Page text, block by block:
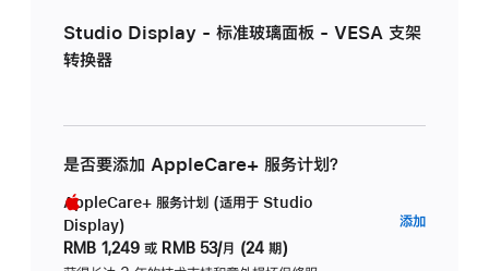
Studio Display - 标准玻璃面板 - VESA 支架
转换器
是否要添加 AppleCare+ 服务计划？
AppleCare+ 服务计划 (适用于 Studio
Display)
RMB 1,249 或 RMB 53/月 (24 期)
添加